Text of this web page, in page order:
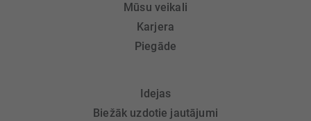
Mūsu veikali
Karjera
Piegāde
Idejas
Biežāk uzdotie jautājumi